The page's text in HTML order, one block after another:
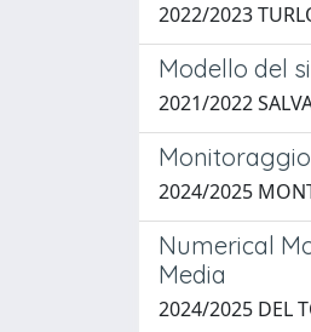
2022/2023
Modello del
2021/2022
2024/2025
Numerical
Media
2024/2025 DEL